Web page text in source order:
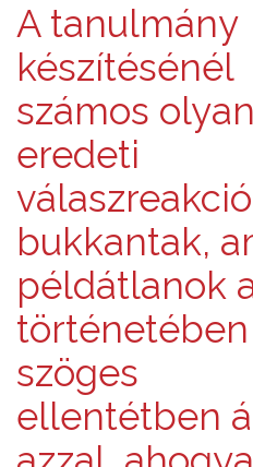
A tanulmány
készítésénél
számos olyan
eredeti
bukkantak,
példátlanok
szöges
ellentétben